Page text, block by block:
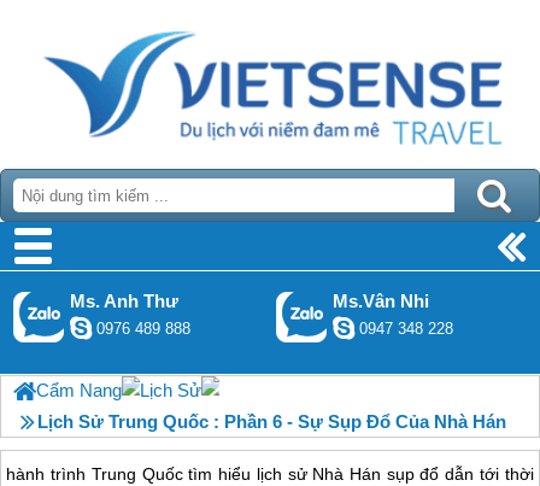
Ms. Anh Thư
0976 489 888
Ms.Vân Nhi
0947 348 228
Cẩm Nang
Lịch Sử
Lịch Sử Trung Quốc : Phần 6 - Sự Sụp Đổ Của Nhà Hán
hành trình Trung Quốctìm hiểu lịch sử Nhà Hán sụp đổ dẫn tới thời